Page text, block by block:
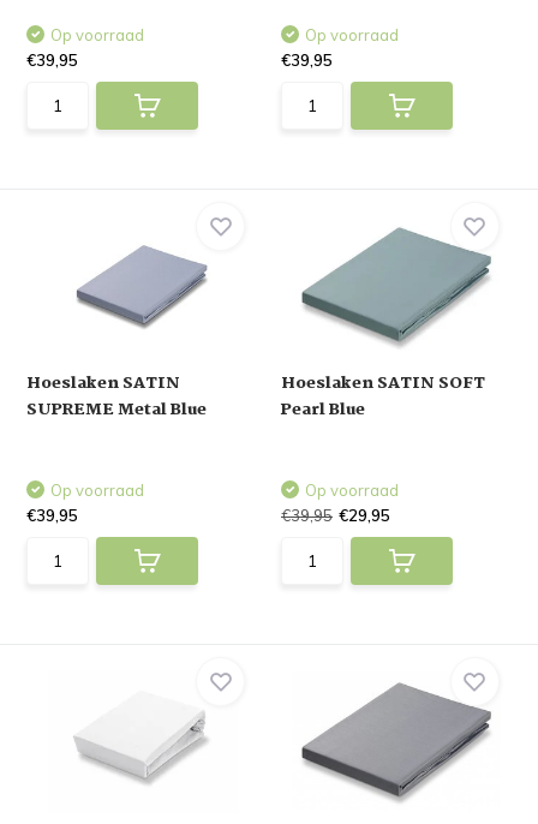
Op voorraad
€39,95
Op voorraad
€39,95
Hoeslaken SATIN
SUPREME Metal Blue
Op voorraad
€39,95
Hoeslaken SATIN SOFT
Pearl Blue
Op voorraad
€39,95 €29,95